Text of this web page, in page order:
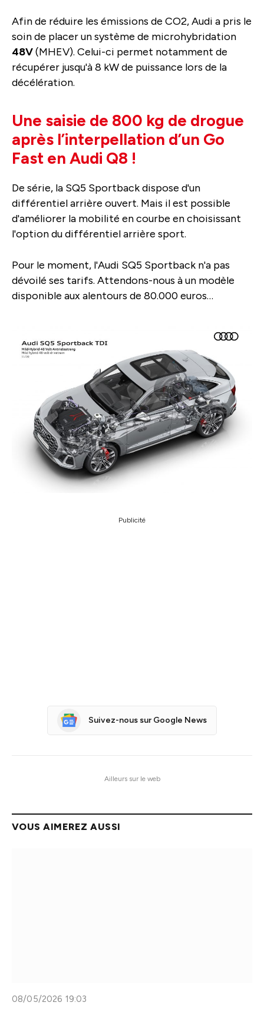
Afin de réduire les émissions de CO2, Audi a pris le
soin de placer un système de microhybridation
48V(MHEV). Celui-ci permet notamment de
récupérer jusqu'à 8 kW de puissance lors de la
décélération.
Une saisie de 800 kg de drogue
après l’interpellation d’un Go
Fast en Audi Q8 !
De série, la SQ5 Sportback dispose d'un
différentiel arrière ouvert. Mais il est possible
d'améliorer la mobilité en courbe en choisissant
l'option du différentiel arrière sport.
Pour le moment, l'Audi SQ5 Sportback n'a pas
dévoilé ses tarifs. Attendons-nous à un modèle
disponible aux alentours de 80.000 euros…
Publicité
Suivez-nous sur Google News
Ailleurs sur le web
VOUS AIMEREZ AUSSI
08/05/2026 19:03